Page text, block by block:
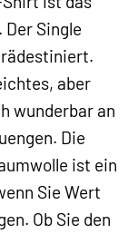
Single
aber
wunderbar an
Die
ist ein
Sie Wert
Ob Sie den